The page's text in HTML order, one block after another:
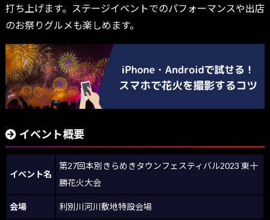
打ち上げます。ステージイベントでのパフォーマンスや出店
のお祭りグルメも楽しめます。
イベント概要
イベント名
第27回本別きらめきタウンフェスティバル2023 東十
勝花火大会
会場 利別川河川敷地特設会場